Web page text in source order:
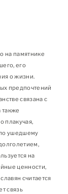
на памятнике
его
о жизни.
предпочтений
связана с
плакучая,
ушедшему
на
ценности,
считается
связь